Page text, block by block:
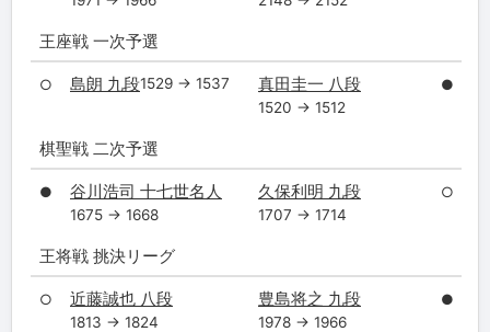
王座戦 一次予選
○ 島朗 九段1529 → 1537 真田圭一 八段
1520 → 1512
●
棋聖戦 二次予選
● 谷川浩司 十七世名人
1675 → 1668
久保利明 九段
1707 → 1714
○
王将戦 挑決リーグ
○ 近藤誠也 八段
1813 → 1824
豊島将之 九段
1978 → 1966
●